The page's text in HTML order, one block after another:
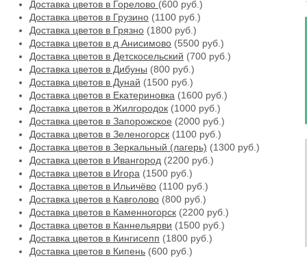
Доставка цветов в Горелово (600 руб.)
Доставка цветов в Грузино (1100 руб.)
Доставка цветов в Грязно (1800 руб.)
Доставка цветов в д Анисимово (5500 руб.)
Доставка цветов в Детскосельский (700 руб.)
Доставка цветов в Дибуны (800 руб.)
Доставка цветов в Дунай (1500 руб.)
Доставка цветов в Екатериновка (1600 руб.)
Доставка цветов в Жилгородок (1000 руб.)
Доставка цветов в Запорожское (2000 руб.)
Доставка цветов в Зеленогорск (1100 руб.)
Доставка цветов в Зеркальный (лагерь) (1300 руб.)
Доставка цветов в Ивангород (2200 руб.)
Доставка цветов в Игора (1500 руб.)
Доставка цветов в Ильичёво (1100 руб.)
Доставка цветов в Кавголово (800 руб.)
Доставка цветов в Каменногорск (2200 руб.)
Доставка цветов в Каннельярви (1500 руб.)
Доставка цветов в Кингисепп (1800 руб.)
Доставка цветов в Кипень (600 руб.)